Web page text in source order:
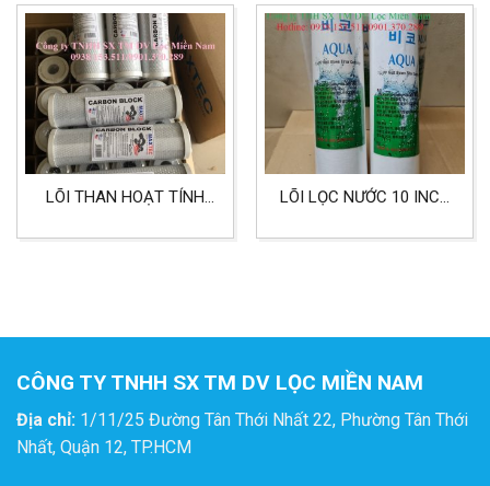
PHẨM
LÕI THAN HOẠT TÍNH
HOẠT, LÕI LỌC SỐ 3
LÕI LỌC NƯỚC 10 INCH
LỌC NƯỚC GIA ĐÌNH
CÔNG TY TNHH SX TM DV LỌC MIỀN NAM
Địa chỉ: 1/11/25 Đường Tân Thới Nhất 22, Phường Tân Thới
Nhất, Quận 12, TP.HCM